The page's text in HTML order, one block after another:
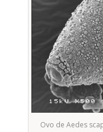
Ovo de Aedes